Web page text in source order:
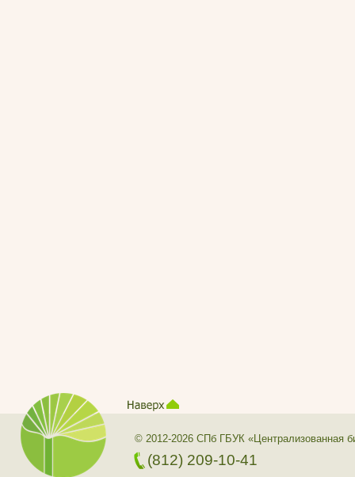
© 2012-2026 СПб ГБУК «Централизованная
(812) 209-10-41